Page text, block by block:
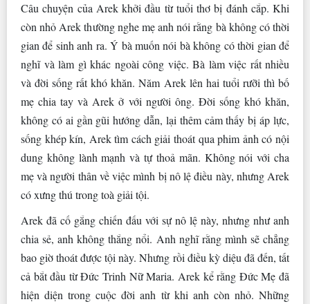
Câu chuyện của Arek khởi đầu từ tuổi thơ bị đánh cắp. Khi
còn nhỏ Arek thường nghe mẹ anh nói rằng bà không có thời
gian để sinh anh ra. Ý bà muốn nói bà không có thời gian để
nghĩ và làm gì khác ngoài công việc. Bà làm việc rất nhiều
và đời sống rất khó khăn. Năm Arek lên hai tuổi rưỡi thì bố
mẹ chia tay và Arek ở với người ông. Đời sống khó khăn,
không có ai gần gũi hướng dẫn, lại thêm cảm thấy bị áp lực,
sống khép kín, Arek tìm cách giải thoát qua phim ảnh có nội
dung không lành mạnh và tự thoả mãn. Không nói với cha
mẹ và người thân về việc mình bị nô lệ điều này, nhưng Arek
có xưng thú trong toà giải tội.
Arek đã cố gắng chiến đấu với sự nô lệ này, nhưng như anh
chia sẻ, anh không thắng nổi. Anh nghĩ rằng mình sẽ chẳng
bao giờ thoát được tội này. Nhưng rồi điều kỳ diệu đã đến, tất
cả bắt đầu từ Đức Trinh Nữ Maria. Arek kể rằng Đức Mẹ đã
hiện diện trong cuộc đời anh từ khi anh còn nhỏ. Những